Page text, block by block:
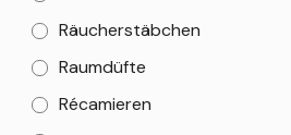
Räucherstäbchen
Raumdüfte
Récamieren